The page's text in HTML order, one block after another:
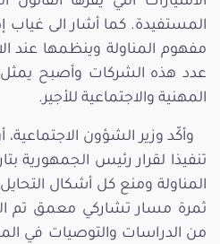
المستفيدة. كما أشار الى
مفهوم المناولة وينظمها عند
عدد هذه الشركات وأصبح يمثل
المهنية والاجتماعية للأجير.
وأكّد وزير الشؤون
المناولة ومنع كل أشكال
ثمرة مسار تشاركي معمق تم
من الدراسات والتوصيات في